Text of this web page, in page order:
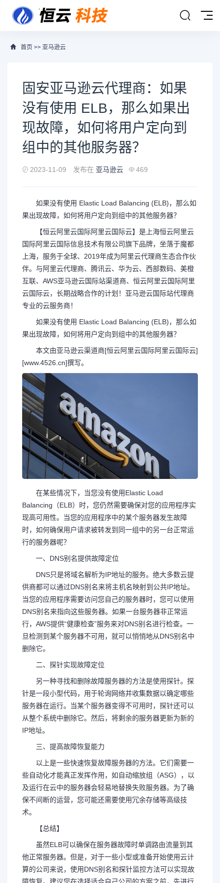
首页 >> 亚马逊云
固安亚马逊云代理商：如果
没有使用 ELB，那么如果出
现故障，如何将用户定向到
组中的其他服务器？
2023-11-09 发布在 亚马逊云 469
如果没有使用 Elastic Load Balancing (ELB)，那么如
果出现故障，如何将用户定向到组中的其他服务器？
【恒云阿里云国际阿里云国际云】是上海恒云阿里云
国际阿里云国际信息技术有限公司旗下品牌，坐落于魔都
上海，服务于全球、2019年成为阿里云代理商生态合作伙
伴。与阿里云代理商、腾讯云、华为云、西部数码、美橙
互联、AWS亚马逊云国际站渠道商、恒云阿里云国际阿里
云国际云，长期战略合作的计划！亚马逊云国际站代理商
专业的云服务商！
如果没有使用 Elastic Load Balancing (ELB)，那么如
果出现故障，如何将用户定向到组中的其他服务器？
本文由亚马逊云渠道商[恒云阿里云国际阿里云国际云]
[www.4526.cn]撰写。
在某些情况下，当您没有使用Elastic Load
Balancing（ELB）时，您仍然需要确保对您的应用程序实
现高可用性。当您的应用程序中的某个服务器发生故障
时，如何确保用户请求被转发到同一组中的另一台正常运
行的服务器呢？
一、DNS别名提供故障定位
DNS只是将域名解析为IP地址的服务。绝大多数云提
供商都可以通过DNS别名来将主机名映射到公共IP地址。
当您的应用程序需要访问您自己的服务器时，您可以使用
DNS别名来指向这些服务器。如果一台服务器非正常运
行，AWS提供“健康检查”服务来对DNS别名进行检查。一
旦检测到某个服务器不可用，就可以悄悄地从DNS别名中
删除它。
二、探针实现故障定位
另一种寻找和删除故障服务器的方法是使用探针。探
针是一段小型代码，用于轮询网络并收集数据以确定哪些
服务器在运行。当某个服务器变得不可用时，探针还可以
从整个系统中删除它。然后，将剩余的服务器更新为新的
IP地址。
三、提高故障恢复能力
以上是一些快速恢复故障服务器的方法。它们需要一
些自动化才能真正发挥作用，如自动缩放组（ASG），以
及运行在云中的服务器会轻易地替换失败服务器。为了确
保不间断的运营，您可能还需要使用冗余存储等高级技
术。
【总结】
虽然ELB可以确保在服务器故障时单调路由流量到其
他正常服务器。但是，对于一些小型或准备开始使用云计
算的公司来说，使用DNS别名和探针监控方法可以实现故
障恢复。建议您在选择适合自己公司的方案之前，先进行